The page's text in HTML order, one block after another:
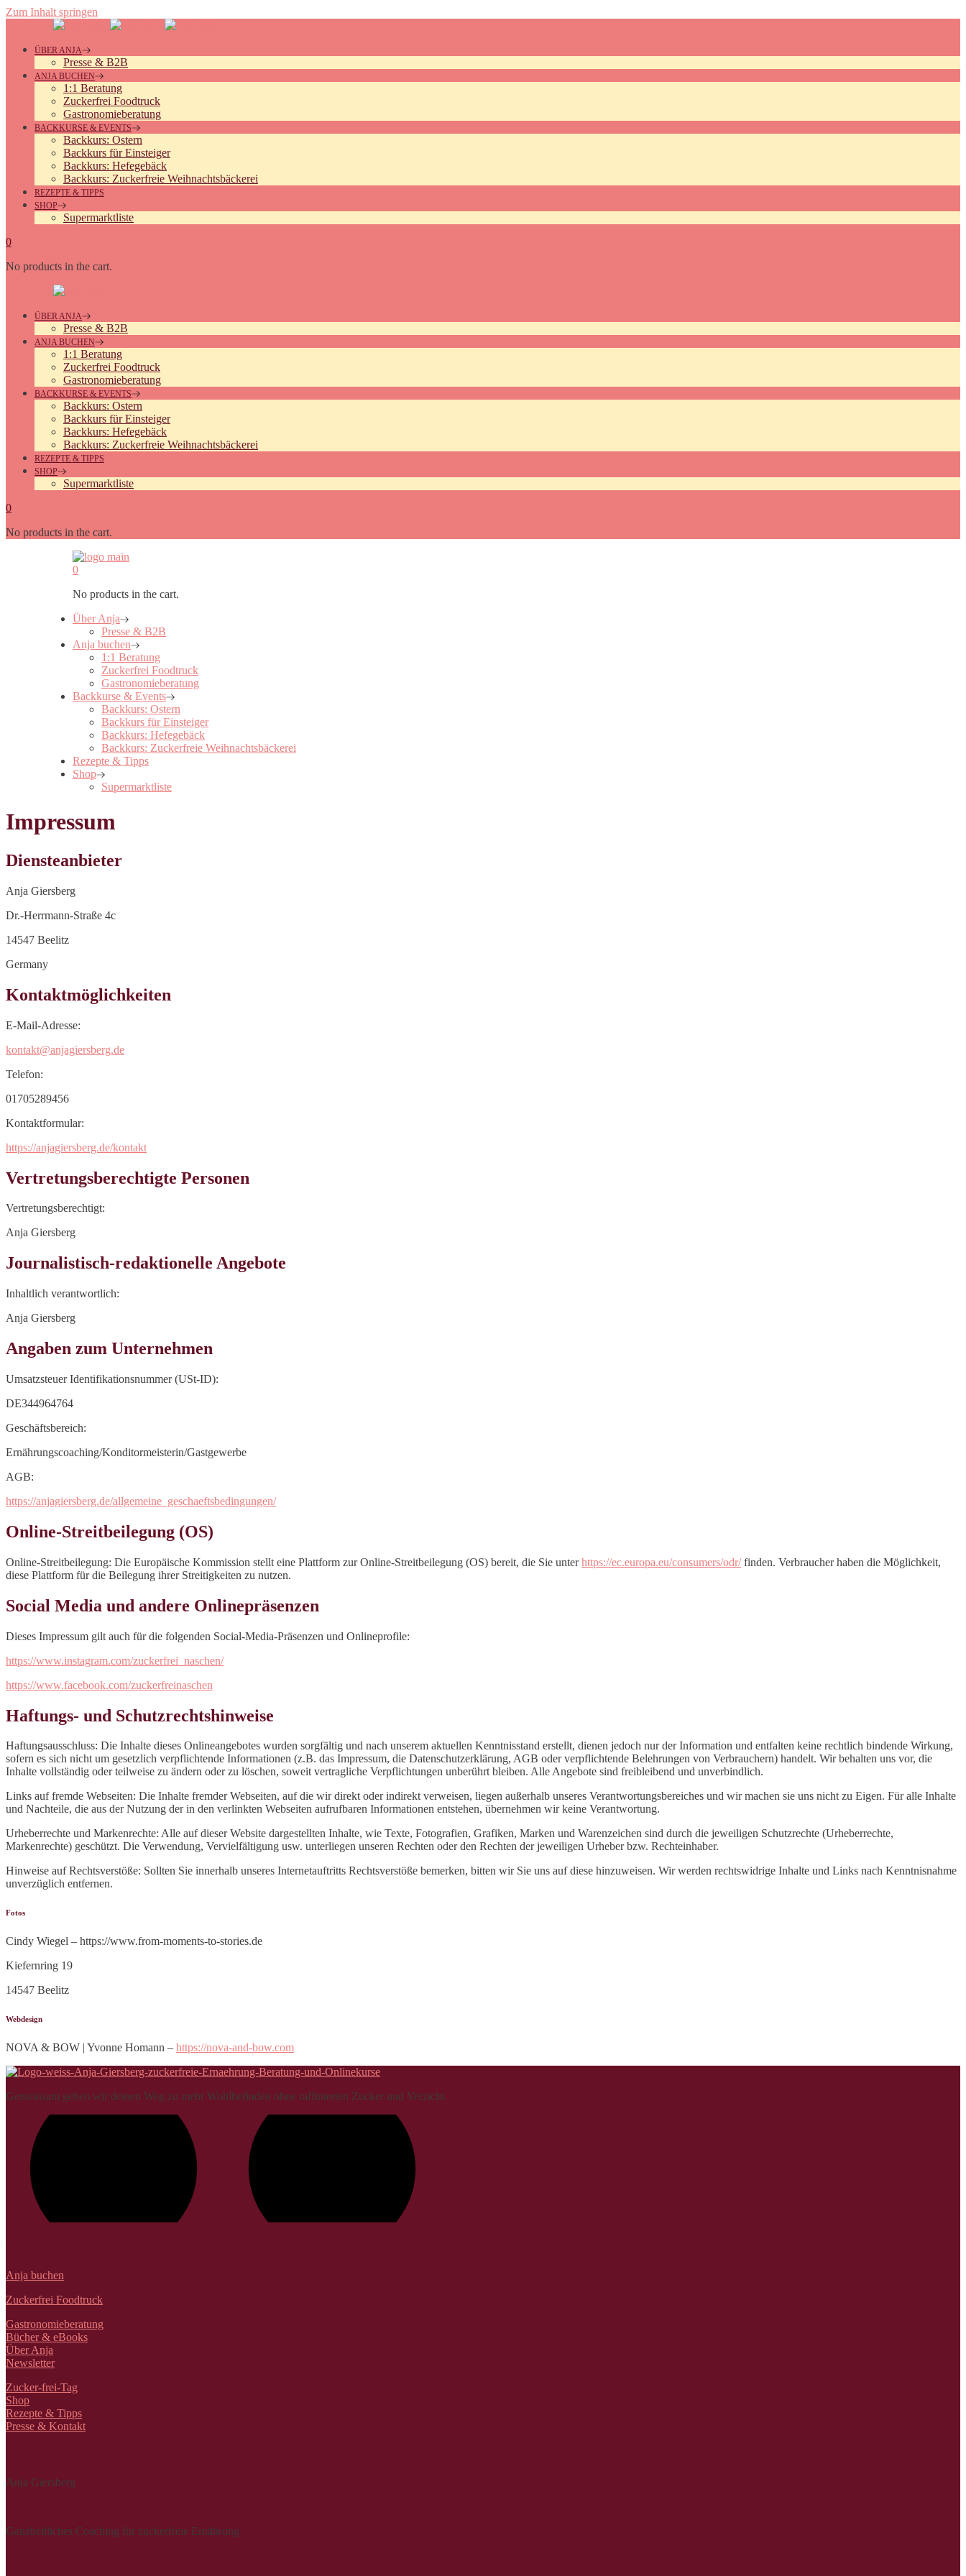
Zum Inhalt springen
ÜBER ANJA
Presse & B2B
ANJA BUCHEN
1:1 Beratung
Zuckerfrei Foodtruck
Gastronomieberatung
BACKKURSE & EVENTS
Backkurs: Ostern
Backkurs für Einsteiger
Backkurs: Hefegebäck
Backkurs: Zuckerfreie Weihnachtsbäckerei
REZEPTE & TIPPS
SHOP
Supermarktliste
0
No products in the cart.
ÜBER ANJA
Presse & B2B
ANJA BUCHEN
1:1 Beratung
Zuckerfrei Foodtruck
Gastronomieberatung
BACKKURSE & EVENTS
Backkurs: Ostern
Backkurs für Einsteiger
Backkurs: Hefegebäck
Backkurs: Zuckerfreie Weihnachtsbäckerei
REZEPTE & TIPPS
SHOP
Supermarktliste
0
No products in the cart.
0
No products in the cart.
Über Anja
Presse & B2B
Anja buchen
1:1 Beratung
Zuckerfrei Foodtruck
Gastronomieberatung
Backkurse & Events
Backkurs: Ostern
Backkurs für Einsteiger
Backkurs: Hefegebäck
Backkurs: Zuckerfreie Weihnachtsbäckerei
Rezepte & Tipps
Shop
Supermarktliste
Impressum
Diensteanbieter
Anja Giersberg
Dr.-Herrmann-Straße 4c
14547 Beelitz
Germany
Kontaktmöglichkeiten
E-Mail-Adresse:
kontakt@anjagiersberg.de
Telefon:
01705289456
Kontaktformular:
https://anjagiersberg.de/kontakt
Vertretungsberechtigte Personen
Vertretungsberechtigt:
Anja Giersberg
Journalistisch-redaktionelle Angebote
Inhaltlich verantwortlich:
Anja Giersberg
Angaben zum Unternehmen
Umsatzsteuer Identifikationsnummer (USt-ID):
DE344964764
Geschäftsbereich:
Ernährungscoaching/Konditormeisterin/Gastgewerbe
AGB:
https://anjagiersberg.de/allgemeine_geschaeftsbedingungen/
Online-Streitbeilegung (OS)
Online-Streitbeilegung: Die Europäische Kommission stellt eine Plattform zur Online-Streitbeilegung (OS) bereit, die Sie unterhttps://ec.europa.eu/consumers/odr/finden. Verbraucher haben die Möglichkeit,
diese Plattform für die Beilegung ihrer Streitigkeiten zu nutzen.
Social Media und andere Onlinepräsenzen
Dieses Impressum gilt auch für die folgenden Social-Media-Präsenzen und Onlineprofile:
https://www.instagram.com/zuckerfrei_naschen/
https://www.facebook.com/zuckerfreinaschen
Haftungs- und Schutzrechtshinweise
Haftungsausschluss: Die Inhalte dieses Onlineangebotes wurden sorgfältig und nach unserem aktuellen Kenntnisstand erstellt, dienen jedoch nur der Information und entfalten keine rechtlich bindende Wirkung,
sofern es sich nicht um gesetzlich verpflichtende Informationen (z.B. das Impressum, die Datenschutzerklärung, AGB oder verpflichtende Belehrungen von Verbrauchern) handelt. Wir behalten uns vor, die
Inhalte vollständig oder teilweise zu ändern oder zu löschen, soweit vertragliche Verpflichtungen unberührt bleiben. Alle Angebote sind freibleibend und unverbindlich.
Links auf fremde Webseiten: Die Inhalte fremder Webseiten, auf die wir direkt oder indirekt verweisen, liegen außerhalb unseres Verantwortungsbereiches und wir machen sie uns nicht zu Eigen. Für alle Inhalte
und Nachteile, die aus der Nutzung der in den verlinkten Webseiten aufrufbaren Informationen entstehen, übernehmen wir keine Verantwortung.
Urheberrechte und Markenrechte: Alle auf dieser Website dargestellten Inhalte, wie Texte, Fotografien, Grafiken, Marken und Warenzeichen sind durch die jeweiligen Schutzrechte (Urheberrechte,
Markenrechte) geschützt. Die Verwendung, Vervielfältigung usw. unterliegen unseren Rechten oder den Rechten der jeweiligen Urheber bzw. Rechteinhaber.
Hinweise auf Rechtsverstöße: Sollten Sie innerhalb unseres Internetauftritts Rechtsverstöße bemerken, bitten wir Sie uns auf diese hinzuweisen. Wir werden rechtswidrige Inhalte und Links nach Kenntnisnahme
unverzüglich entfernen.
Fotos
Cindy Wiegel – https://www.from-moments-to-stories.de
Kiefernring 19
14547 Beelitz
Webdesign
NOVA & BOW | Yvonne Homann – https://nova-and-bow.com
Gemeinsam gehen wir deinen Weg zu mehr Wohlbefinden ohne raffinierten Zucker und Verzicht.
Anja buchen
Zuckerfrei Foodtruck
Gastronomieberatung
Bücher & eBooks
Über Anja
Newsletter
Zucker-frei-Tag
Shop
Rezepte & Tipps
Presse & Kontakt
Anja Giersberg
Ganzheitliches Coaching für zuckerfreie Ernährung